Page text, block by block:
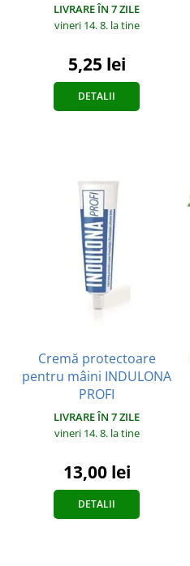
LIVRARE ÎN 7 ZILE
vineri 14. 8. la tine
5,25 lei
DETALII
Cremă protectoare
pentru mâini INDULONA
PROFI
LIVRARE ÎN 7 ZILE
vineri 14. 8. la tine
13,00 lei
DETALII